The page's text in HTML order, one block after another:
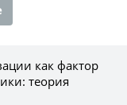
как фактор
теория